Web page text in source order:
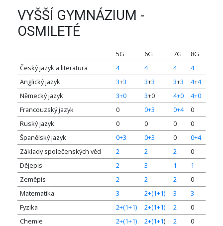
VYŠŠÍ GYMNÁZIUM -
OSMILETÉ
5G 6G 7G
8G
Český jazyk a literatura
4 4 4
4
Anglický jazyk
3+3 3+3 3+3 4+4
Německý jazyk
3+0 3+0 4+0
4+0
Francouzský jazyk
0 0+3 0+4
0
Ruský jazyk
0 0 0
0
Španělský jazyk
0+3 0+3 0
0+4
Základy společenských věd
2 2 2
0
Dějepis
2 3 1
1
Zeměpis
2 2 2
0
Matematika
3 2+(1+1) 3
3
Fyzika
2+(1+1) 2+(1+1) 2
0
Chemie
2+(1+1) 2+(1+1) 2
0